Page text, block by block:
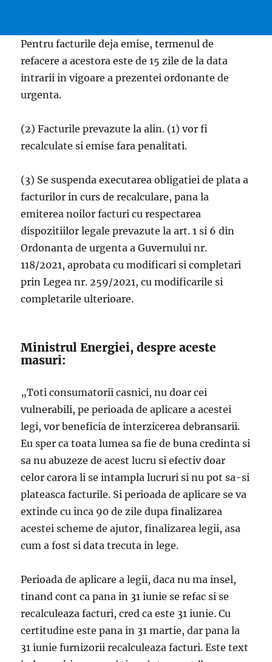
Pentru facturile deja emise, termenul de
refacere a acestora este de 15 zile de la data
intrarii in vigoare a prezentei ordonante de
urgenta.
(2) Facturile prevazute la alin. (1) vor fi
recalculate si emise fara penalitati.
(3) Se suspenda executarea obligatiei de plata a
facturilor in curs de recalculare, pana la
emiterea noilor facturi cu respectarea
dispozitiilor legale prevazute la art. 1 si 6 din
Ordonanta de urgenta a Guvernului nr.
118/2021, aprobata cu modificari si completari
prin Legea nr. 259/2021, cu modificarile si
completarile ulterioare.
Ministrul Energiei, despre aceste
masuri:
„Toti consumatorii casnici, nu doar cei
vulnerabili, pe perioada de aplicare a acestei
legi, vor beneficia de interzicerea debransarii.
Eu sper ca toata lumea sa fie de buna credinta si
sa nu abuzeze de acest lucru si efectiv doar
celor carora li se intampla lucruri si nu pot sa-si
plateasca facturile. Si perioada de aplicare se va
extinde cu inca 90 de zile dupa finalizarea
acestei scheme de ajutor, finalizarea legii, asa
cum a fost si data trecuta in lege.
Perioada de aplicare a legii, daca nu ma insel,
tinand cont ca pana in 31 iunie se refac si se
recalculeaza facturi, cred ca este 31 iunie. Cu
certitudine este pana in 31 martie, dar pana la
31 iunie furnizorii recalculeaza facturi. Este text